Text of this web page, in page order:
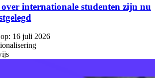
internationale studenten zijn nu
16 juli 2026